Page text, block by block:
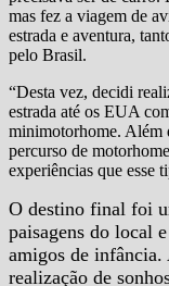
mas fez a viagem de
estrada e aventura,
pelo Brasil.
“Desta vez, decidi
estrada até os EUA
minimotorhome. Além
percurso de
experiências que esse
O destino final foi
paisagens do local
amigos de infância.
realização de